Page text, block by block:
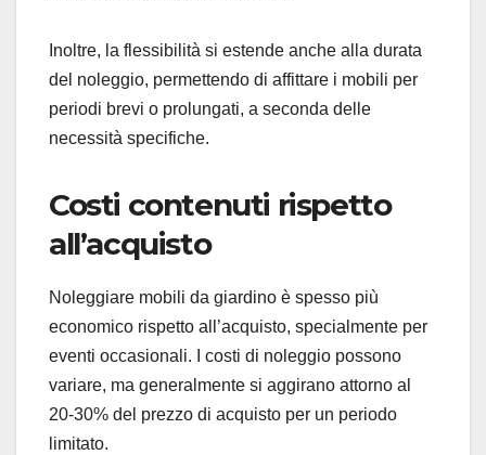
Inoltre, la flessibilità si estende anche alla durata
del noleggio, permettendo di affittare i mobili per
periodi brevi o prolungati, a seconda delle
necessità specifiche.
Costi contenuti rispetto
all’acquisto
Noleggiare mobili da giardino è spesso più
economico rispetto all’acquisto, specialmente per
eventi occasionali. I costi di noleggio possono
variare, ma generalmente si aggirano attorno al
20-30% del prezzo di acquisto per un periodo
limitato.